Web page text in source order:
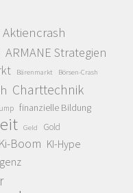
Aktiencrash
ARMANE Strategien
Bärenmarkt Börsen-Crash
Charttechnik
finanzielle Bildung
Geld Gold
Ki-Boom KI-Hype